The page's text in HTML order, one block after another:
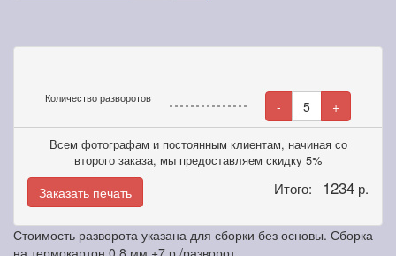
Количество разворотов - 5 +
Всем фотографам и постоянным клиентам, начиная со
второго заказа, мы предоставляем скидку 5%
Заказать печать Итого: 1234 р.
Стоимость разворота указана для сборки без основы. Сборка
на термокартон 0,8 мм +7 р./разворот.